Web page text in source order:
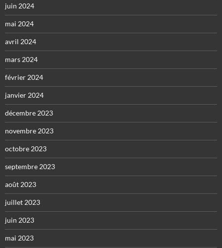
juin 2024
mai 2024
avril 2024
mars 2024
février 2024
janvier 2024
décembre 2023
novembre 2023
octobre 2023
septembre 2023
août 2023
juillet 2023
juin 2023
mai 2023